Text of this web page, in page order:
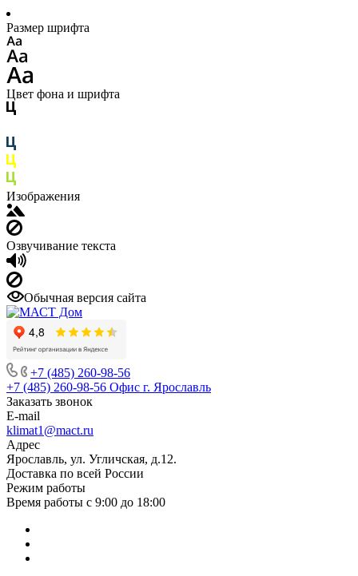
Размер шрифта
Цвет фона и шрифта
Изображения
Озвучивание текста
Обычная версия сайта
+7 (485) 260-98-56
+7 (485) 260-98-56 Офис г. Ярославль
Заказать звонок
E-mail
klimat1@mact.ru
Адрес
Ярославль, ул. Угличская, д.12.
Доставка по всей России
Режим работы
Время работы с 9:00 до 18:00